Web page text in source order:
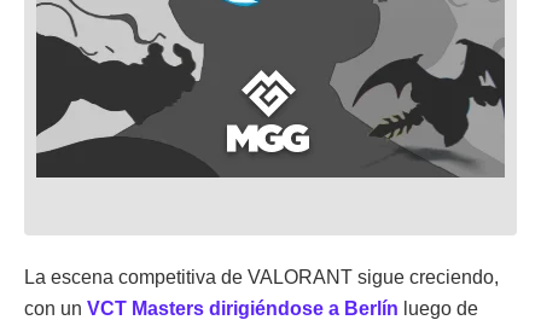
La escena competitiva de VALORANT sigue creciendo,
con un VCT Masters dirigiéndose a Berlín luego de